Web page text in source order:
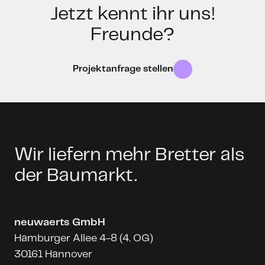
Jetzt kennt ihr uns!
Freunde?
Projektanfrage stellen
Wir liefern mehr Bretter als
der Baumarkt.
neuwaerts GmbH
Hamburger Allee 4-8 (4. OG)
30161 Hannover